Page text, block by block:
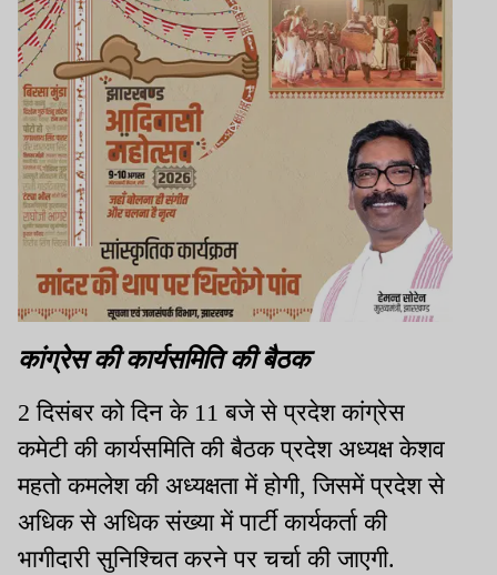
कांग्रेस की कार्यसमिति की बैठक
2 दिसंबर को दिन के 11 बजे से प्रदेश कांग्रेस
कमेटी की कार्यसमिति की बैठक प्रदेश अध्यक्ष केशव
महतो कमलेश की अध्यक्षता में होगी, जिसमें प्रदेश से
अधिक से अधिक संख्या में पार्टी कार्यकर्ता की
भागीदारी सुनिश्चित करने पर चर्चा की जाएगी.